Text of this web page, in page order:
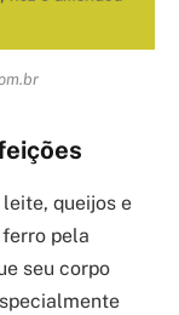
queijos e
pela
seu corpo